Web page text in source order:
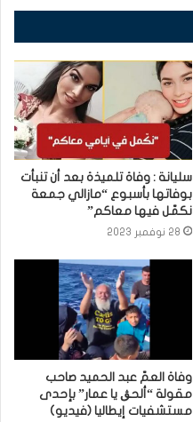
سليانة : وفاة تلميذة بعد أن تنبأت
بوفاتها بأسبوع “مازالي جمعة
نكمّل فيها معاكم”
28 نوفمبر 2023
وفاة العمّ عبد الحميد صاحب
مقولة “ألحڨ يا عمار” بإحدى
مستشفيات إيطاليا (فيديو)